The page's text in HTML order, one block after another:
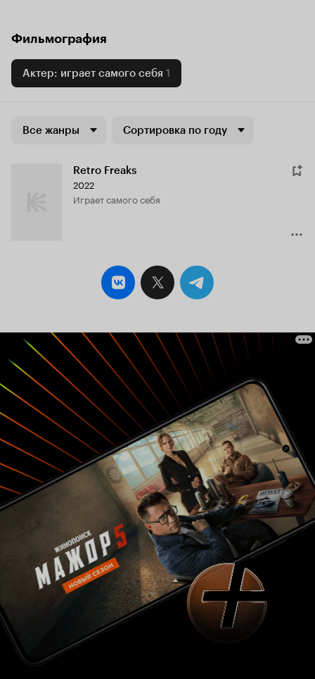
Фильмография
Актер: играет самого себя 1
Все жанры Сортировка по году
Retro Freaks
2022
играет самого себя